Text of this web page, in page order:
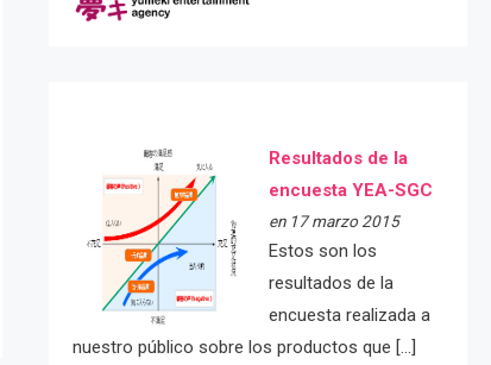
Resultados de la
encuesta YEA-SGC
en 17 marzo 2015
Estos son los
resultados de la
encuesta realizada a
nuestro público sobre los productos que […]